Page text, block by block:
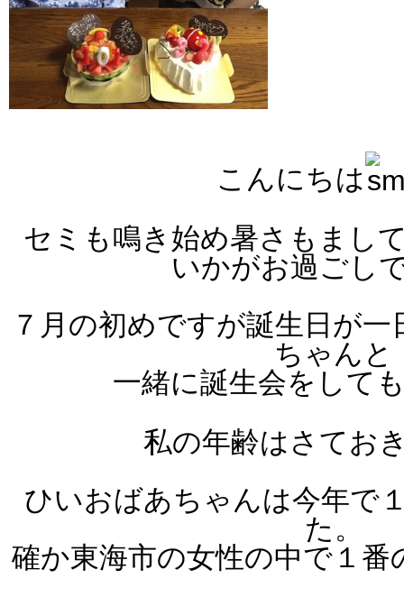
こんにちは
セミも鳴き始め暑さもまし
いかがお過ごし
７月の初めですが誕生日が
ちゃんと
一緒に誕生会をして
私の年齢はさてお
ひいおばあちゃんは今年で
た。
確か東海市の女性の中で１